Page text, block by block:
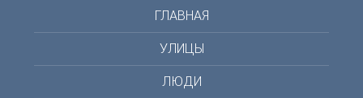
ГЛАВНАЯ
УЛИЦЫ
ЛЮДИ